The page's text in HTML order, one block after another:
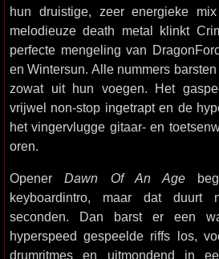
hun druistige, zeer energieke
melodieuze death metal klinkt
perfecte mengeling van
en Wintersun. Alle nummers
zowat uit hun voegen. Het
vrijwel non-stop ingetrapt en de
het vingervlugge gitaar- en
oren.
OpenerDawn Of An Age
keyboardintro, maar dat duurt
seconden. Dan barst er een
hyperspeed gespeelde riffs los,
drumritmes en uitmondend in